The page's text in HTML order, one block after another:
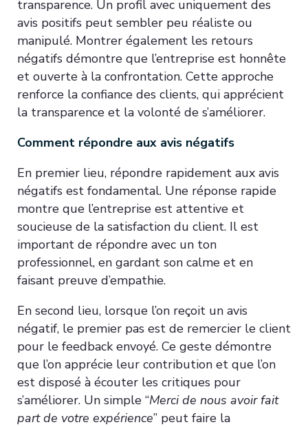
transparence. Un profil avec uniquement des
avis positifs peut sembler peu réaliste ou
manipulé. Montrer également les retours
négatifs démontre que l’entreprise est honnête
et ouverte à la confrontation. Cette approche
renforce la confiance des clients, qui apprécient
la transparence et la volonté de s’améliorer.
Comment répondre aux avis négatifs
En premier lieu, répondre rapidement aux avis
négatifs est fondamental. Une réponse rapide
montre que l’entreprise est attentive et
soucieuse de la satisfaction du client. Il est
important de répondre avec un ton
professionnel, en gardant son calme et en
faisant preuve d’empathie.
En second lieu, lorsque l’on reçoit un avis
négatif, le premier pas est de remercier le client
pour le feedback envoyé. Ce geste démontre
que l’on apprécie leur contribution et que l’on
est disposé à écouter les critiques pour
s’améliorer. Un simple “Merci de nous avoir fait
part de votre expérience” peut faire la